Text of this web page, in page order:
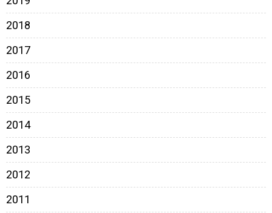
2018
2017
2016
2015
2014
2013
2012
2011